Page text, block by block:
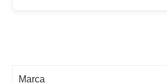
Marca